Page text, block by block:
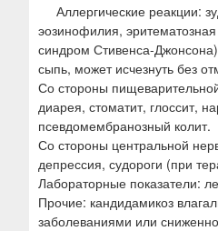
Аллергические реакции:
эозинофилия,
синдром Стивенса-
сыпь, может исчезнуть без
Со стороны
диарея, стоматит, глоссит,
псевдомембранозный колит.
Со стороны центральной
депрессия, судороги (при
Лабораторные показатели:
Прочие: кандидамикоз
заболеваниями или